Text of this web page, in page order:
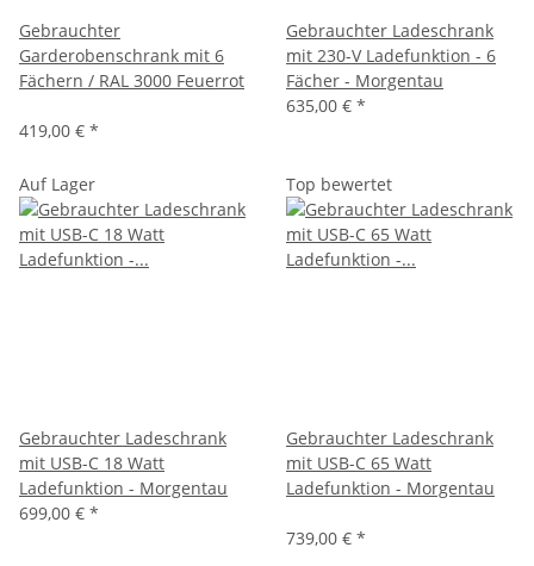
Gebrauchter
Garderobenschrank mit 6
Fächern / RAL 3000 Feuerrot
419,00 € *
Gebrauchter Ladeschrank
mit 230-V Ladefunktion - 6
Fächer - Morgentau
635,00 € *
Auf Lager
Gebrauchter Ladeschrank
mit USB-C 18 Watt
Ladefunktion - Morgentau
699,00 € *
Top bewertet
Gebrauchter Ladeschrank
mit USB-C 65 Watt
Ladefunktion - Morgentau
739,00 € *